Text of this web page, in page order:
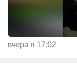
вчера в 17:02